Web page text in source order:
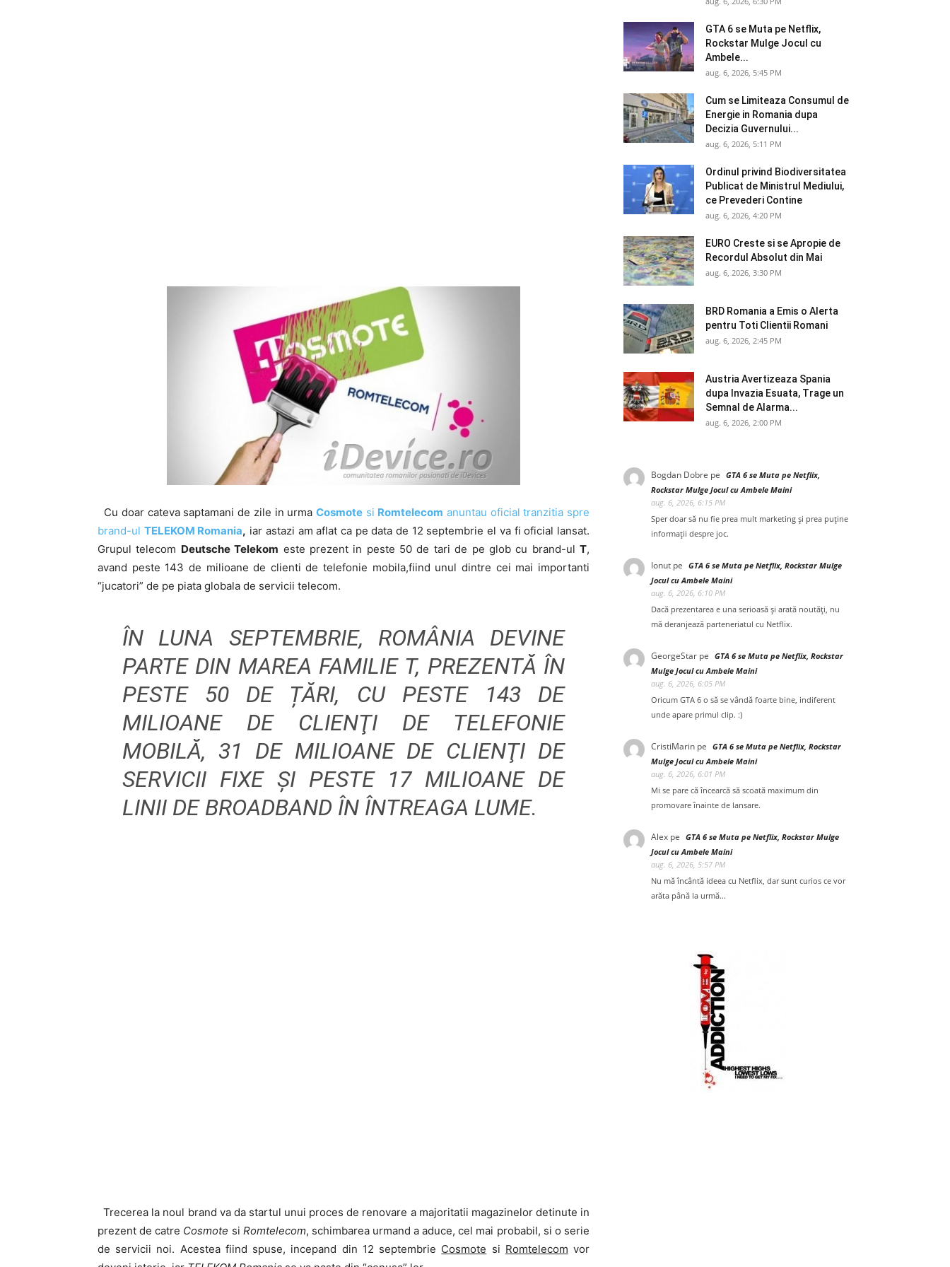
Cu doar cateva saptamani de zile in urma Cosmotesi Romtelecom anuntau oficial tranzitia spre
brand-ul TELEKOM Romania, iar astazi am aflat ca pe data de 12 septembrie el va fi oficial lansat.
Grupul telecom Deutsche Telekom este prezent in peste 50 de tari de pe glob cu brand-ul T,
avand peste 143 de milioane de clienti de telefonie mobila,fiind unul dintre cei mai importanti
“jucatori” de pe piata globala de servicii telecom.
ÎN LUNA SEPTEMBRIE, ROMÂNIA DEVINE
PARTE DIN MAREA FAMILIE T, PREZENTĂ ÎN
PESTE 50 DE ȚĂRI, CU PESTE 143 DE
MILIOANE DE CLIENŢI DE TELEFONIE
MOBILĂ, 31 DE MILIOANE DE CLIENŢI DE
SERVICII FIXE ŞI PESTE 17 MILIOANE DE
LINII DE BROADBAND ÎN ÎNTREAGA LUME.
Trecerea la noul brand va da startul unui proces de renovare a majoritatii magazinelor detinute in
prezent de catre Cosmote si Romtelecom, schimbarea urmand a aduce, cel mai probabil, si o serie
de servicii noi. Acestea fiind spuse, incepand din 12 septembrie Cosmote si Romtelecom vor
GTA 6 se Muta pe Netflix,
Rockstar Mulge Jocul cu
Ambele...
aug. 6, 2026, 5:45 PM
Cum se Limiteaza Consumul de
Energie in Romania dupa
Decizia Guvernului...
aug. 6, 2026, 5:11 PM
Ordinul privind Biodiversitatea
Publicat de Ministrul Mediului,
ce Prevederi Contine
aug. 6, 2026, 4:20 PM
EURO Creste si se Apropie de
Recordul Absolut din Mai
aug. 6, 2026, 3:30 PM
BRD Romania a Emis o Alerta
pentru Toti Clientii Romani
aug. 6, 2026, 2:45 PM
Austria Avertizeaza Spania
dupa Invazia Esuata, Trage un
Semnal de Alarma...
aug. 6, 2026, 2:00 PM
Bogdan Dobre pe GTA 6 se Muta pe Netflix,
Rockstar Mulge Jocul cu Ambele Maini
aug. 6, 2026, 6:15 PM
Sper doar să nu fie prea mult marketing și prea puține
informații despre joc.
Ionut pe GTA 6 se Muta pe Netflix, Rockstar Mulge
Jocul cu Ambele Maini
aug. 6, 2026, 6:10 PM
Dacă prezentarea e una serioasă și arată noutăți, nu
mă deranjează parteneriatul cu Netflix.
GeorgeStar pe GTA 6 se Muta pe Netflix, Rockstar
Mulge Jocul cu Ambele Maini
aug. 6, 2026, 6:05 PM
Oricum GTA 6 o să se vândă foarte bine, indiferent
unde apare primul clip. :)
CristiMarin pe GTA 6 se Muta pe Netflix, Rockstar
Mulge Jocul cu Ambele Maini
aug. 6, 2026, 6:01 PM
Mi se pare că încearcă să scoată maximum din
promovare înainte de lansare.
Alex pe GTA 6 se Muta pe Netflix, Rockstar Mulge
Jocul cu Ambele Maini
aug. 6, 2026, 5:57 PM
Nu mă încântă ideea cu Netflix, dar sunt curios ce vor
arăta până la urmă...